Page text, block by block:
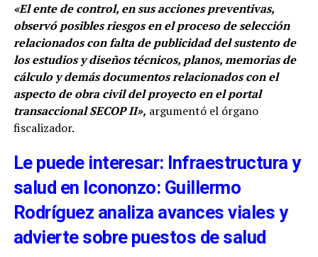
«El ente de control, en sus acciones preventivas,
observó posibles riesgos en el proceso de selección
relacionados con falta de publicidad del sustento de
los estudios y diseños técnicos, planos, memorias de
cálculo y demás documentos relacionados con el
aspecto de obra civil del proyecto en el portal
transaccional SECOP II», argumentó el órgano
fiscalizador.
Le puede interesar: Infraestructura y
salud en Icononzo: Guillermo
Rodríguez analiza avances viales y
advierte sobre puestos de salud